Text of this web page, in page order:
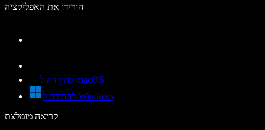
הורידו את האפליקציה
להורדה ל-macOS
להורדה ל-Windows
קריאה מומלצת